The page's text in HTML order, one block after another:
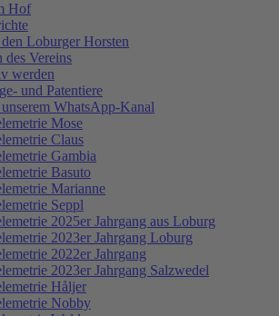
Hof
den Loburger Horsten
Vereins
werden
und Patentiere
unserem WhatsApp-Kanal
Mose
Claus
Gambia
Basuto
Marianne
Seppl
2025er Jahrgang aus Loburg
2023er Jahrgang Loburg
2022er Jahrgang
2023er Jahrgang Salzwedel
Håljer
Nobby